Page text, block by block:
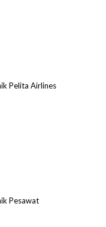
Pelita Airlines
Pesawat